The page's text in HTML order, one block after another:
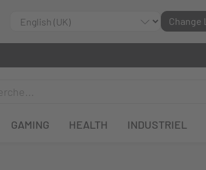
Change
GAMING HEALTH INDUSTRIEL